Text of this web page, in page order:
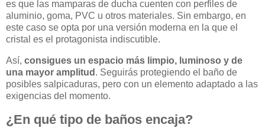
es que las mamparas de ducha cuenten con perfiles de
aluminio, goma, PVC u otros materiales. Sin embargo, en
este caso se opta por una versión moderna en la que el
cristal es el protagonista indiscutible.
Así, consigues un espacio más limpio, luminoso y de
una mayor amplitud . Seguirás protegiendo el baño de
posibles salpicaduras, pero con un elemento adaptado a las
exigencias del momento.
¿En qué tipo de baños encaja?